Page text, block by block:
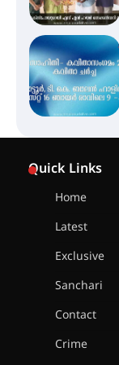
Quick Links
Home
Latest
Exclusive
Sanchari
Contact
Crime